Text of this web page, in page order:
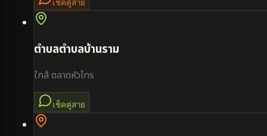
เช็คคู่สาย
ตำบลตำบลบ้านราม
ใกล้ตลาดหัวไทร
เช็คคู่สาย